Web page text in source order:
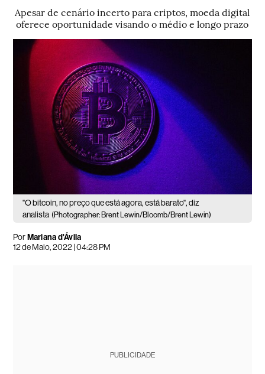
Apesar de cenário incerto para criptos, moeda digital
oferece oportunidade visando o médio e longo prazo
"O bitcoin, no preço que está agora, está barato", diz
analista (Photographer: Brent Lewin/Bloomb/Brent Lewin)
PorMariana d'Ávila
12 de Maio, 2022 | 04:28 PM
PUBLICIDADE